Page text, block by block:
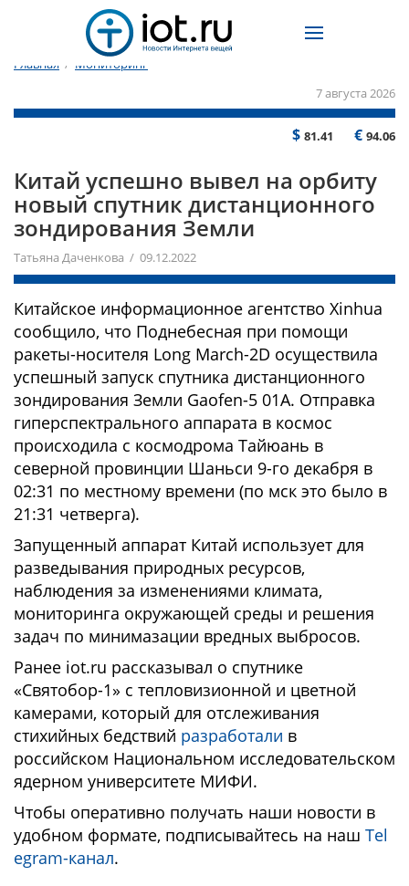
Главная / Мониторинг
7 августа 2026
$ 81.41 € 94.06
Китай успешно вывел на орбиту
новый спутник дистанционного
зондирования Земли
Татьяна Даченкова / 09.12.2022
Китайское информационное агентство Xinhua
сообщило, что Поднебесная при помощи
ракеты-носителя Long March-2D осуществила
успешный запуск спутника дистанционного
зондирования Земли Gaofen-5 01A. Отправка
гиперспектрального аппарата в космос
происходила с космодрома Тайюань в
северной провинции Шаньси 9-го декабря в
02:31 по местному времени (по мск это было в
21:31 четверга).
Запущенный аппарат Китай использует для
разведывания природных ресурсов,
наблюдения за изменениями климата,
мониторинга окружающей среды и решения
задач по минимазации вредных выбросов.
Ранее iot.ru рассказывал о спутнике
«Святобор-1» с тепловизионной и цветной
камерами, который для отслеживания
стихийных бедствий разработали в
российском Национальном исследовательском
ядерном университете МИФИ.
Чтобы оперативно получать наши новости в
удобном формате, подписывайтесь на наш Tel
egram-канал.